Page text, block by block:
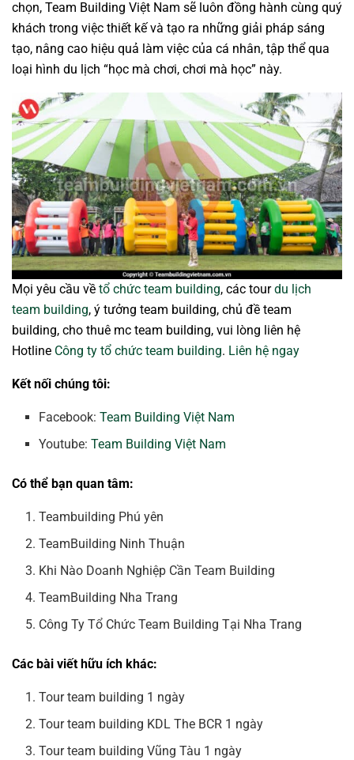
chọn, Team Building Việt Nam sẽ luôn đồng hành cùng quý
khách trong việc thiết kế và tạo ra những giải pháp sáng
tạo, nâng cao hiệu quả làm việc của cá nhân, tập thể qua
loại hình du lịch “học mà chơi, chơi mà học” này.
Mọi yêu cầu về tổ chức team building, các tourdu lịch
team building, ý tưởng team building, chủ đề team
building, cho thuê mc team building, vui lòng liên hệ
Hotline Công ty tổ chức team building. Liên hệ ngay
Kết nối chúng tôi:
Facebook:Team Building Việt Nam
Youtube:Team Building Việt Nam
Có thể bạn quan tâm:
Teambuilding Phú yên
TeamBuilding Ninh Thuận
Khi Nào Doanh Nghiệp Cần Team Building
TeamBuilding Nha Trang
Công Ty Tổ Chức Team Building Tại Nha Trang
Các bài viết hữu ích khác:
Tour team building 1 ngày
Tour team building KDL The BCR 1 ngày
Tour team building Vũng Tàu 1 ngày